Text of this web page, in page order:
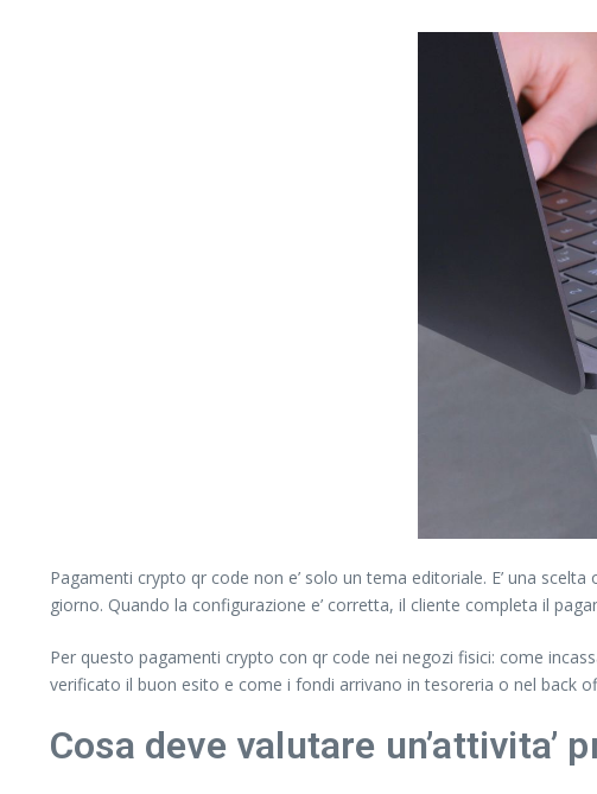
Pagamenti crypto qr code non e’ solo un tema editoriale. E’ una
giorno. Quando la configurazione e’ corretta, il cliente completa il
Per questo pagamenti crypto con qr code nei negozi fisici: come
verificato il buon esito e come i fondi arrivano in tesoreria o nel back
Cosa deve valutare